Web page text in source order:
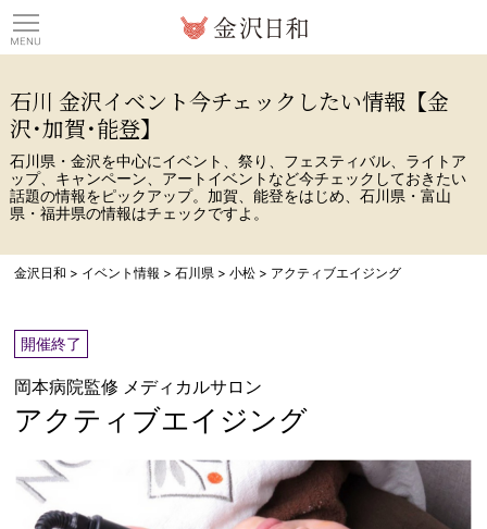
石川 金沢イベント今チェックしたい情報【金
沢･加賀･能登】
石川県・金沢を中心にイベント、祭り、フェスティバル、ライトア
ップ、キャンペーン、アートイベントなど今チェックしておきたい
話題の情報をピックアップ。加賀、能登をはじめ、石川県・富山
県・福井県の情報はチェックですよ。
金沢日和 > イベント情報 >石川県 >小松 > アクティブエイジング
開催終了
岡本病院監修 メディカルサロン
アクティブエイジング